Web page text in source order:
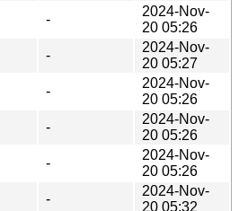
-
2024-Nov-
20 05:26
-
2024-Nov-
20 05:27
-
2024-Nov-
20 05:26
-
2024-Nov-
20 05:26
-
2024-Nov-
20 05:26
-
2024-Nov-
20 05:32